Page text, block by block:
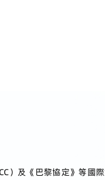
）及《巴黎協定》等國